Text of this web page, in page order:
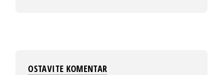
OSTAVITE KOMENTAR